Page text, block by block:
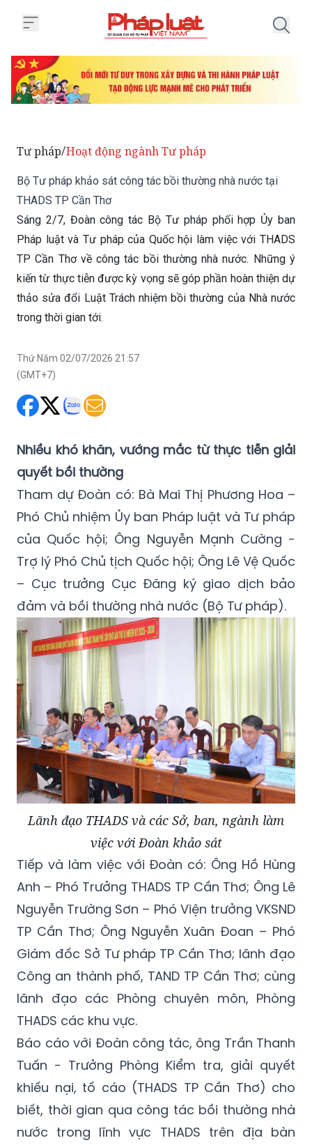
Tư pháp/Hoạt động ngành Tư pháp
Bộ Tư pháp khảo sát công tác bồi thường nhà nước tại
THADS TP Cần Thơ
Sáng 2/7, Đoàn công tác Bộ Tư pháp phối hợp Ủy ban
Pháp luật và Tư pháp của Quốc hội làm việc với THADS
TP Cần Thơ về công tác bồi thường nhà nước. Những ý
kiến từ thực tiễn được kỳ vọng sẽ góp phần hoàn thiện dự
thảo sửa đổi Luật Trách nhiệm bồi thường của Nhà nước
trong thời gian tới.
Thứ Năm 02/07/2026 21:57
(GMT+7)
Nhiều khó khăn, vướng mắc từ thực tiễn giải
quyết bồi thường
Tham dự Đoàn có: Bà Mai Thị Phương Hoa –
Phó Chủ nhiệm Ủy ban Pháp luật và Tư pháp
của Quốc hội; Ông Nguyễn Mạnh Cường -
Trợ lý Phó Chủ tịch Quốc hội; Ông Lê Vệ Quốc
– Cục trưởng Cục Đăng ký giao dịch bảo
đảm và bồi thường nhà nước (Bộ Tư pháp).
Lãnh đạo THADS và các Sở, ban, ngành làm
việc với Đoàn khảo sát
Tiếp và làm việc với Đoàn có: Ông Hồ Hùng
Anh – Phó Trưởng THADS TP Cần Thơ; Ông Lê
Nguyễn Trường Sơn – Phó Viện trưởng VKSND
TP Cần Thơ; Ông Nguyễn Xuân Đoan – Phó
Giám đốc Sở Tư pháp TP Cần Thơ; lãnh đạo
Công an thành phố, TAND TP Cần Thơ; cùng
lãnh đạo các Phòng chuyên môn, Phòng
THADS các khu vực.
Báo cáo với Đoàn công tác, ông Trần Thanh
Tuấn - Trưởng Phòng Kiểm tra, giải quyết
khiếu nại, tố cáo (THADS TP Cần Thơ) cho
biết, thời gian qua công tác bồi thường nhà
nước trong lĩnh vực THADS trên địa bàn